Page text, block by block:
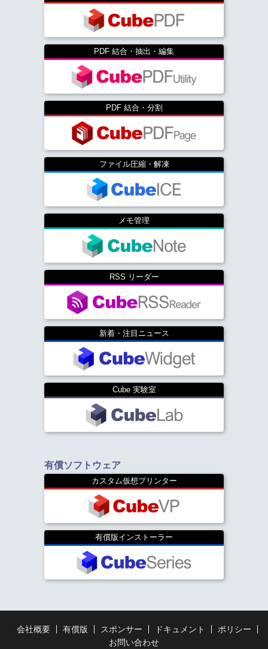
PDF 結合・抽出・編集
PDF 結合・分割
ファイル圧縮・解凍
メモ管理
RSS リーダー
新着・注目ニュース
Cube 実験室
有償ソフトウェア
カスタム仮想プリンター
有償版インストーラー
会社概要 有償版 スポンサー ドキュメント
ポリシー
お問い合わせ